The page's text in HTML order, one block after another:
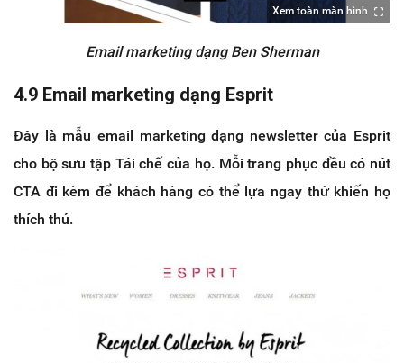
Xem toàn màn hình
Email marketing dạng Ben Sherman
4.9 Email marketing dạng Esprit
Đây là mẫu email marketing dạng newsletter của Esprit
cho bộ sưu tập Tái chế của họ. Mỗi trang phục đều có nút
CTA đi kèm để khách hàng có thể lựa ngay thứ khiến họ
thích thú.